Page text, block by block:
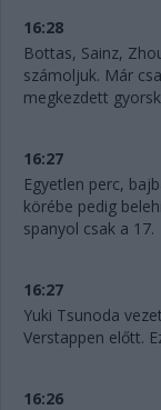
16:28
Bottas, Sainz,
számoljuk. Már
megkezdett
16:27
Egyetlen perc,
körébe pedig
spanyol csak a 17.
16:27
Yuki Tsunoda
Verstappen előtt.
16:26